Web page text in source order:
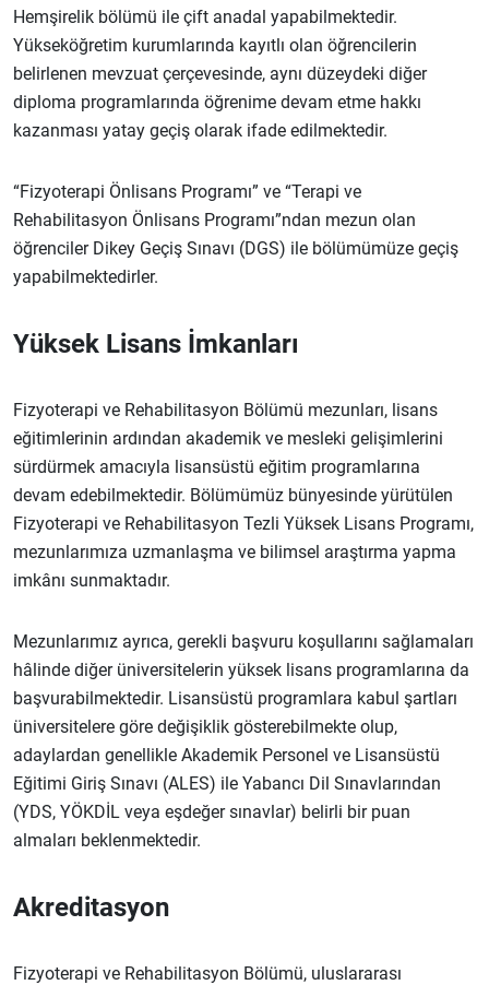
Hemşirelik bölümü ile çift anadal yapabilmektedir.
Yükseköğretim kurumlarında kayıtlı olan öğrencilerin
belirlenen mevzuat çerçevesinde, aynı düzeydeki diğer
diploma programlarında öğrenime devam etme hakkı
kazanması yatay geçiş olarak ifade edilmektedir.
“Fizyoterapi Önlisans Programı” ve “Terapi ve
Rehabilitasyon Önlisans Programı”ndan mezun olan
öğrenciler Dikey Geçiş Sınavı (DGS) ile bölümümüze geçiş
yapabilmektedirler.
Yüksek Lisans İmkanları
Fizyoterapi ve Rehabilitasyon Bölümü mezunları, lisans
eğitimlerinin ardından akademik ve mesleki gelişimlerini
sürdürmek amacıyla lisansüstü eğitim programlarına
devam edebilmektedir. Bölümümüz bünyesinde yürütülen
Fizyoterapi ve Rehabilitasyon Tezli Yüksek Lisans Programı,
mezunlarımıza uzmanlaşma ve bilimsel araştırma yapma
imkânı sunmaktadır.
Mezunlarımız ayrıca, gerekli başvuru koşullarını sağlamaları
hâlinde diğer üniversitelerin yüksek lisans programlarına da
başvurabilmektedir. Lisansüstü programlara kabul şartları
üniversitelere göre değişiklik gösterebilmekte olup,
adaylardan genellikle Akademik Personel ve Lisansüstü
Eğitimi Giriş Sınavı (ALES) ile Yabancı Dil Sınavlarından
(YDS, YÖKDİL veya eşdeğer sınavlar) belirli bir puan
almaları beklenmektedir.
Akreditasyon
Fizyoterapi ve Rehabilitasyon Bölümü, uluslararası